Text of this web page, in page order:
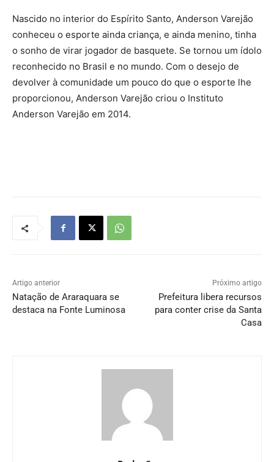
Nascido no interior do Espírito Santo, Anderson Varejão
conheceu o esporte ainda criança, e ainda menino, tinha
o sonho de virar jogador de basquete. Se tornou um ídolo
reconhecido no Brasil e no mundo. Com o desejo de
devolver à comunidade um pouco do que o esporte lhe
proporcionou, Anderson Varejão criou o Instituto
Anderson Varejão em 2014.
Artigo anterior
Natação de Araraquara se
destaca na Fonte Luminosa
Próximo artigo
Prefeitura libera recursos
para conter crise da Santa
Casa